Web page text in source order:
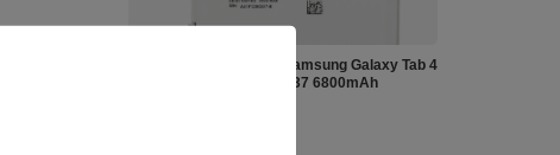
Bateria akumulator do Samsung Galaxy Tab 4
T530 T531 T533 T535 T537 6800mAh